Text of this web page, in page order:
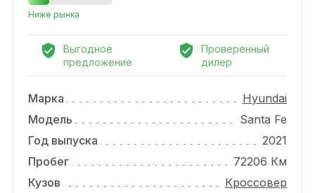
Ниже рынка
Выгодное
предложение
Проверенный
дилер
Марка
Hyundai
Модель
Santa Fe
Год выпуска
2021
Пробег
72206 Км
Кузов
Кроссовер